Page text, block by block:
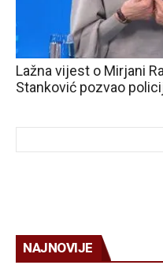
Lažna vijest o Mirjani
Stanković pozvao
NAJNOVIJE